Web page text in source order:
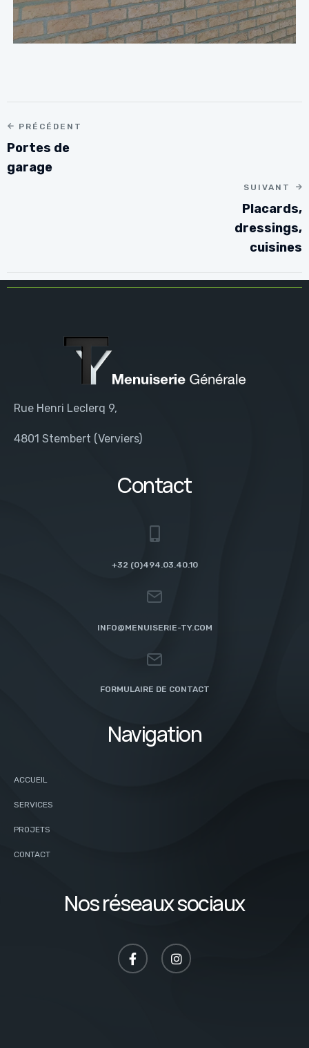
PRÉCÉDENT
Portes de
garage
SUIVANT
Placards,
dressings,
cuisines
Rue Henri Leclerq 9,
4801 Stembert (Verviers)
Contact
+32 (0)494.03.40.10
INFO@MENUISERIE-TY.COM
FORMULAIRE DE CONTACT
Navigation
ACCUEIL
SERVICES
PROJETS
CONTACT
Nos réseaux sociaux